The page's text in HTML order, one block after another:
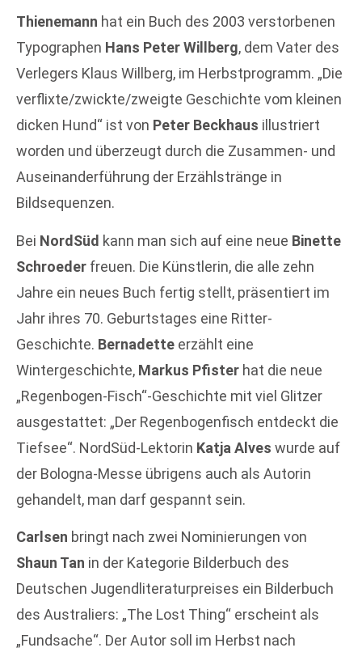
Thienemann hat ein Buch des 2003 verstorbenen
Typographen Hans Peter Willberg, dem Vater des
Verlegers Klaus Willberg, im Herbstprogramm. „Die
verflixte/zwickte/zweigte Geschichte vom kleinen
dicken Hund“ ist von Peter Beckhaus illustriert
worden und überzeugt durch die Zusammen- und
Auseinanderführung der Erzählstränge in
Bildsequenzen.
Bei NordSüd kann man sich auf eine neue Binette
Schroeder freuen. Die Künstlerin, die alle zehn
Jahre ein neues Buch fertig stellt, präsentiert im
Jahr ihres 70. Geburtstages eine Ritter-
Geschichte. Bernadette erzählt eine
Wintergeschichte, Markus Pfister hat die neue
„Regenbogen-Fisch“-Geschichte mit viel Glitzer
ausgestattet: „Der Regenbogenfisch entdeckt die
Tiefsee“. NordSüd-Lektorin Katja Alves wurde auf
der Bologna-Messe übrigens auch als Autorin
gehandelt, man darf gespannt sein.
Carlsen bringt nach zwei Nominierungen von
Shaun Tan in der Kategorie Bilderbuch des
Deutschen Jugendliteraturpreises ein Bilderbuch
des Australiers: „The Lost Thing“ erscheint als
„Fundsache“. Der Autor soll im Herbst nach